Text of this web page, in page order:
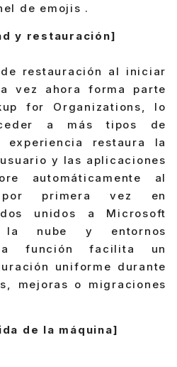
de emojis .
y restauración]
restauración al iniciar
vez ahora forma parte
for Organizations, lo
a más tipos de
experiencia restaura la
y las aplicaciones
automáticamente al
primera vez en
unidos a Microsoft
nube y entornos
función facilita un
uniforme durante
mejoras o migraciones
de la máquina]